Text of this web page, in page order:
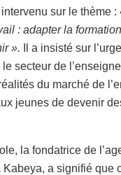
sur le thème :
: adapter la
». Il a insisté sur
secteur de
du marché de
jeunes de devenir
la fondatrice de
Kabeya, a signifié que